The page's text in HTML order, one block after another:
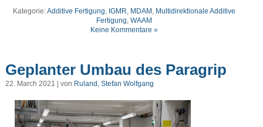
Kategorie:Additive Fertigung, IGMR, MDAM , Multidirektionale Additive
Fertigung,WAAM
Keine Kommentare »
Geplanter Umbau des Paragrip
22. March 2021 | von Ruland, Stefan Wolfgang